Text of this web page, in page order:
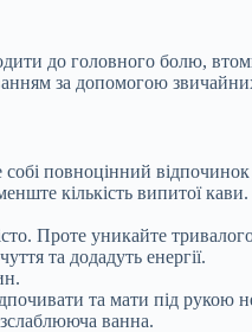
до головного болю,
за допомогою звичайних
повноцінний
кількість випитої кави.
Проте уникайте
та додадуть енергії.
та мати під рукою
ванна.